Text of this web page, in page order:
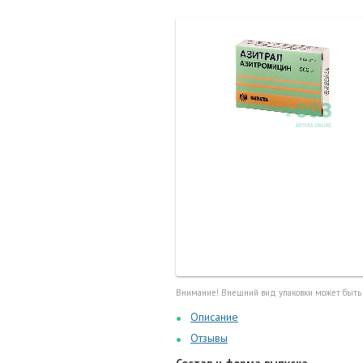
Мед.
Очки
Перчатки,
Тесты,
Шприцы,
Внимание! Внешний вид упаковки может
Описание
Отзывы